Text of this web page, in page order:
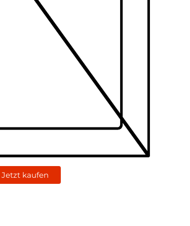
Jetzt kaufen